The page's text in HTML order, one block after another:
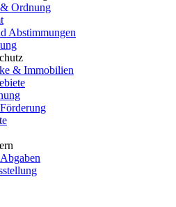
Ordnung
Abstimmungen
& Immobilien